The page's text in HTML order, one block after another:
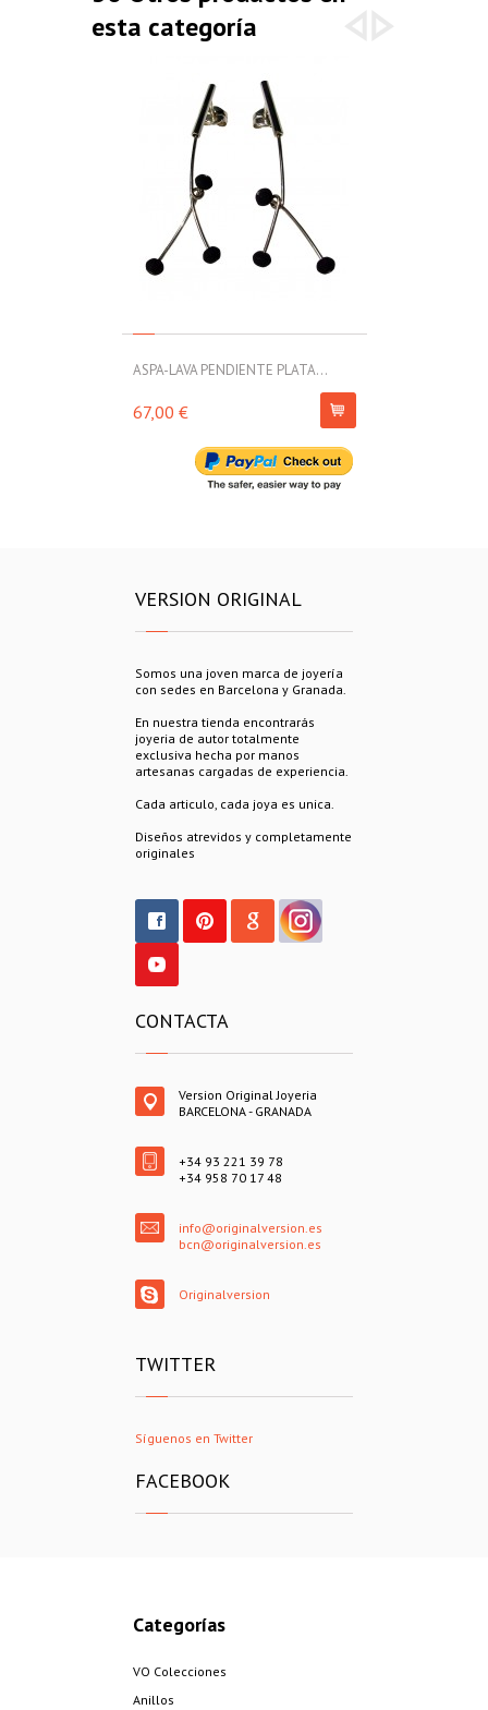
esta categoría
ASPA-LAVA PENDIENTE PLATA...
67,00 €
VERSION ORIGINAL
Somos una joven marca de joyería
con sedes en Barcelona y Granada.
En nuestra tienda encontrarás
joyeria de autor totalmente
exclusiva hecha por manos
artesanas cargadas de experiencia.
Cada articulo, cada joya es unica.
Diseños atrevidos y completamente
originales
CONTACTA
Version Original Joyeria
BARCELONA - GRANADA
+34 93 221 39 78
+34 958 70 17 48
info@originalversion.es
bcn@originalversion.es
Originalversion
TWITTER
Síguenos en Twitter
FACEBOOK
Categorías
VO Colecciones
Anillos